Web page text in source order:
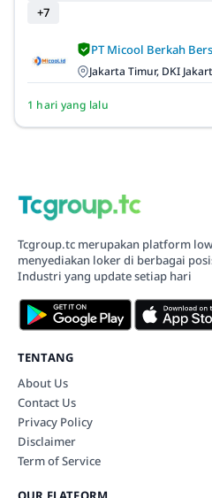
+7
PT Micool Berkah
Jakarta Timur, DKI
1 hari yang lalu
Tcgroup.tc merupakan platform
menyediakan loker di berbagai
Industri yang update setiap hari
TENTANG
About Us
Contact Us
Privacy Policy
Disclaimer
Term of Service